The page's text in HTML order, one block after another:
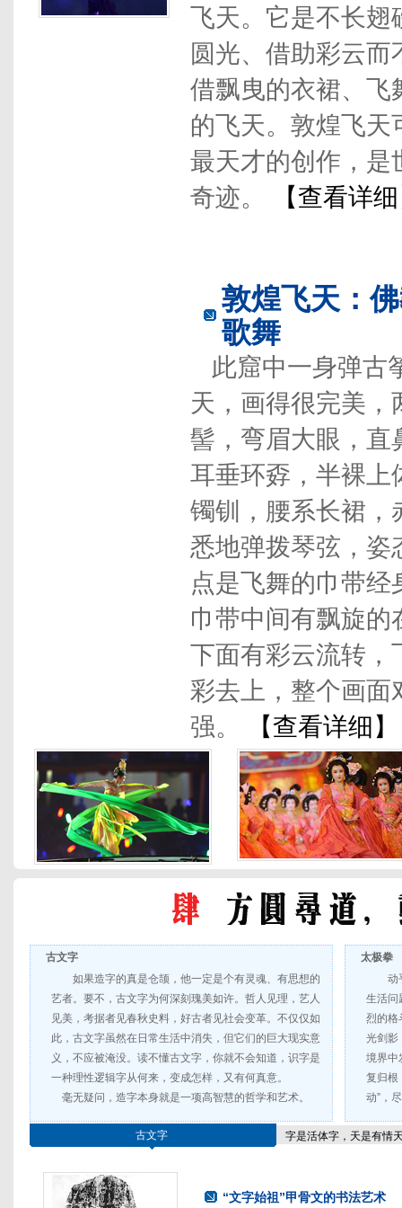
飞天。它是不长翅
圆光、借助彩云
借飘曳的衣裙、飞
的飞天。敦煌飞
最天才的创作，是
奇迹。
【查看详
敦煌飞天：
歌舞
此窟中一身弹古
天，画得很完美，
髻，弯眉大眼，直
耳垂环孬，半裸上
镯钏，腰系长裙，
悉地弹拨琴弦，姿
点是飞舞的巾带
巾带中间有飘旋
下面有彩云流转，
彩去上，整个画面
强。
【查看详细】
古文字
如果造字的真是仓颉，他一定是个有灵魂、有思想的
艺者。要不，古文字为何深刻瑰美如许。哲人见理，艺人
见美，考据者见春秋史料，好古者见社会变革。不仅仅如
此，古文字虽然在日常生活中消失，但它们的巨大现实意
义，不应被淹没。读不懂古文字，你就不会知道，识字是
一种理性逻辑字从何来，变成怎样，又有何真意。
毫无疑问，造字本身就是一项高智慧的哲学和艺术。
太极拳
动
生活问
烈的格
光剑影
境界中
复归根
动”，
古文字 字是活体字，天是有情
“文字始祖”甲骨文的书法艺术